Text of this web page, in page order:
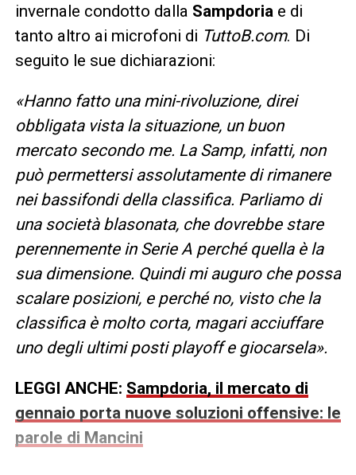
invernale condotto dalla Sampdoria e di
tanto altro ai microfoni di TuttoB.com. Di
seguito le sue dichiarazioni:
«Hanno fatto una mini-rivoluzione, direi
obbligata vista la situazione, un buon
mercato secondo me. La Samp, infatti, non
può permettersi assolutamente di rimanere
nei bassifondi della classifica. Parliamo di
una società blasonata, che dovrebbe stare
perennemente in Serie A perché quella è la
sua dimensione. Quindi mi auguro che possa
scalare posizioni, e perché no, visto che la
classifica è molto corta, magari acciuffare
uno degli ultimi posti playoff e giocarsela».
LEGGI ANCHE: Sampdoria, il mercato di
gennaio porta nuove soluzioni offensive: le
parole di Mancini